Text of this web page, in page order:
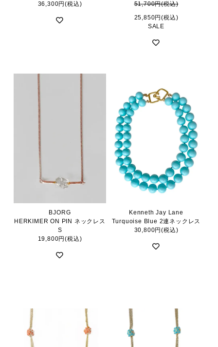
36,300円(税込)
51,700円(税込)
25,850円(税込)
SALE
BJORG
HERKIMER ON PIN ネックレス
S
19,800円(税込)
Kenneth Jay Lane
Turquoise Blue 2連ネックレス
30,800円(税込)